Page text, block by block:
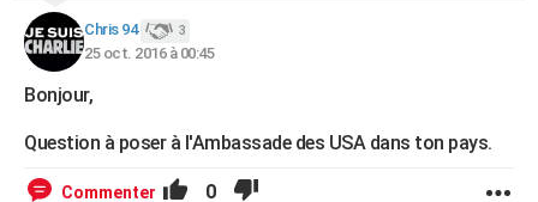
Dictionnaire
Biographies
Citations
Expressions
Proverbes
PROGRAMME TV
COPAINS D'AVANT
S'inscrire
Se connecter
Lycées
Collèges
Primaires
Universités
Entreprises
Service militaire
Avis de recherche
AVIS DE DÉCÈS
Chris 94 3
25 oct. 2016 à 00:45
Bonjour,
Question à poser à l'Ambassade des USA dans ton pays.
Commenter 0